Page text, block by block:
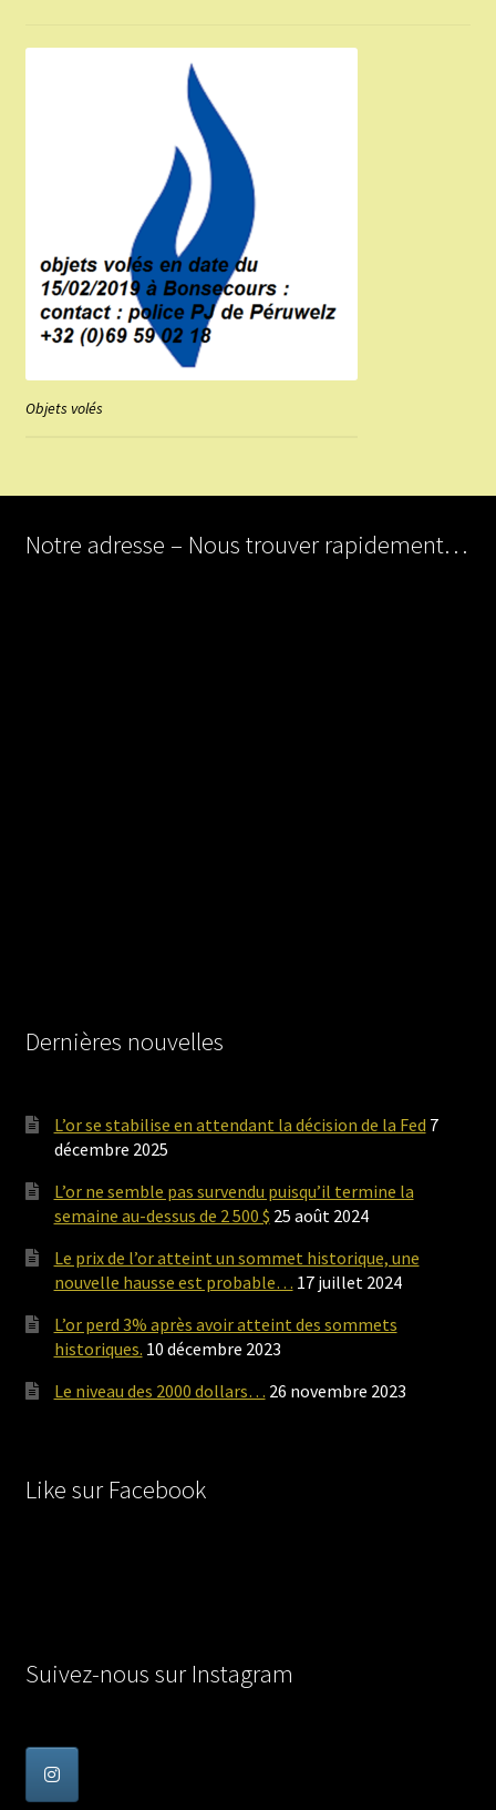
Objets volés
Notre adresse – Nous trouver rapidement…
Dernières nouvelles
L’or se stabilise en attendant la décision de la Fed 7
décembre 2025
L’or ne semble pas survendu puisqu’il termine la
semaine au-dessus de 2 500 $ 25 août 2024
Le prix de l’or atteint un sommet historique, une
nouvelle hausse est probable… 17 juillet 2024
L’or perd 3% après avoir atteint des sommets
historiques. 10 décembre 2023
Le niveau des 2000 dollars… 26 novembre 2023
Like sur Facebook
Suivez-nous sur Instagram